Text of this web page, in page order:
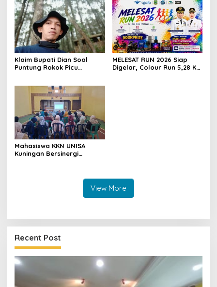
Berjaya
Keluarga
Klaim Bupati Dian Soal
Puntung Rokok Picu
Sesuai Kajian Ilmiah
MELESAT RUN 2026 Siap
Digelar, Colour Run 5,28 Km
Mahasiswa KKN UNISA
Kuningan Bersinergi
View More
Recent Post